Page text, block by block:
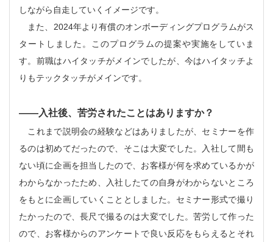
しながら自走していくイメージです。
また、2024年より有償のオンボーディングプログラムがス
タートしました。このプログラムの提案や実施をしていま
す。前職はハイタッチがメインでしたが、今はハイタッチよ
りもテックタッチがメインです。
――入社後、 苦労されたことはありますか？
これまで説明会の経験などはありましたが、セミナーを作
るのは初めてだったので、そこは大変でした。入社して間も
ない頃に企画を担当したので、お客様が何を求めているかが
わからなかったため、入社したての自身がわからないところ
をもとに企画していくこととしました。セミナー形式で撮り
たかったので、長尺で撮るのは大変でした。苦労して作った
ので、お客様からのアンケートで良い反応をもらえるとそれ